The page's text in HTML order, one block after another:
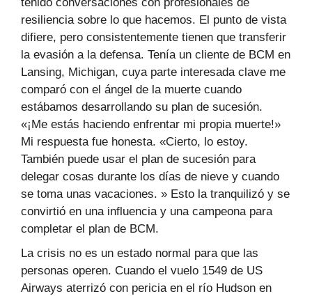
resiliencia sobre lo que hacemos. El punto de vista
difiere, pero consistentemente tienen que transferir
la evasión a la defensa. Tenía un cliente de BCM en
Lansing, Michigan, cuya parte interesada clave me
comparó con el ángel de la muerte cuando
estábamos desarrollando su plan de sucesión.
«¡Me estás haciendo enfrentar mi propia muerte!»
Mi respuesta fue honesta. «Cierto, lo estoy.
También puede usar el plan de sucesión para
delegar cosas durante los días de nieve y cuando
se toma unas vacaciones. » Esto la tranquilizó y se
convirtió en una influencia y una campeona para
completar el plan de BCM.
La crisis no es un estado normal para que las
personas operen. Cuando el vuelo 1549 de US
Airways aterrizó con pericia en el río Hudson en